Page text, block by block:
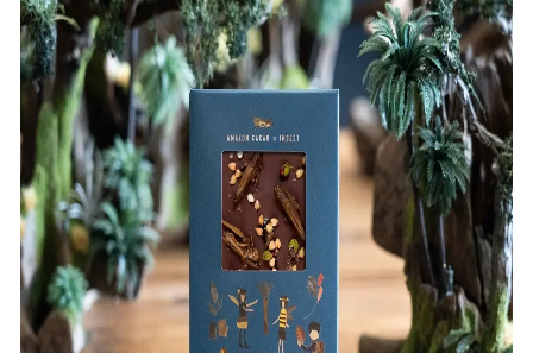
み
中
で
す